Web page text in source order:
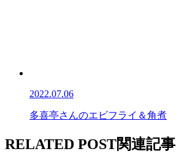
2022.07.06
多喜亭さんのエビフライ＆角煮
RELATED POST関連記事